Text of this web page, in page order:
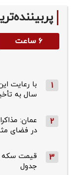
۶ ساعت
1
سال به
2
عمان:
در فضای
3
جدول